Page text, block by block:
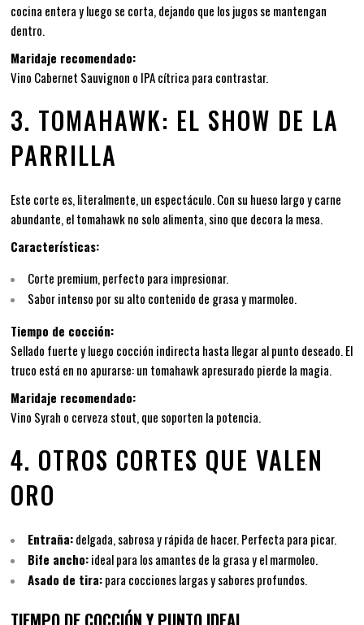
cocina entera y luego se corta, dejando que los jugos se mantengan
dentro.
Maridaje recomendado:
Vino Cabernet Sauvignon o IPA cítrica para contrastar.
3. TOMAHAWK: EL SHOW DE LA
PARRILLA
Este corte es, literalmente, un espectáculo. Con su hueso largo y carne
abundante, el tomahawk no solo alimenta, sino que decora la mesa.
Características:
Corte premium, perfecto para impresionar.
Sabor intenso por su alto contenido de grasa y marmoleo.
Tiempo de cocción:
Sellado fuerte y luego cocción indirecta hasta llegar al punto deseado. El
truco está en no apurarse: un tomahawk apresurado pierde la magia.
Maridaje recomendado:
Vino Syrah o cerveza stout, que soporten la potencia.
4. OTROS CORTES QUE VALEN
ORO
Entraña:delgada, sabrosa y rápida de hacer. Perfecta para picar.
Bife ancho:ideal para los amantes de la grasa y el marmoleo.
Asado de tira:para cocciones largas y sabores profundos.
TIEMPO DE COCCIÓN Y PUNTO IDEAL